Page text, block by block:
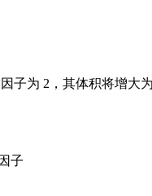
子为 2，其体积将增大为
子